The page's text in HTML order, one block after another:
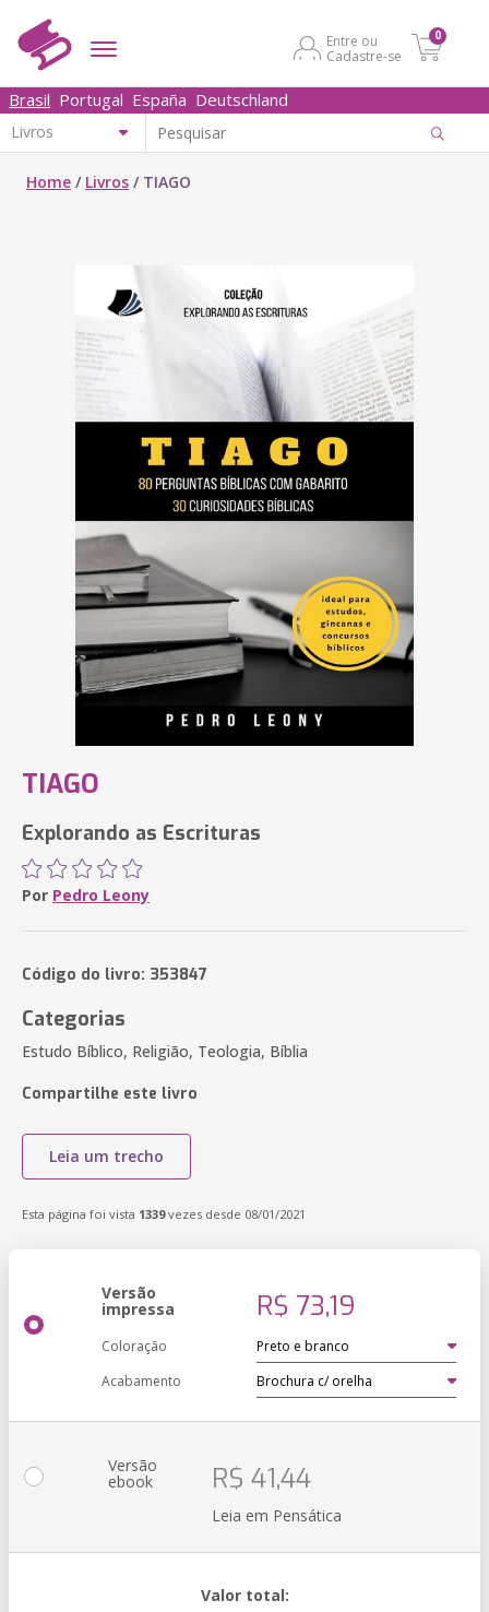
Entre ou
Cadastre-se
0
Brasil Portugal España Deutschland
Home / Livros / TIAGO
TIAGO
Explorando as Escrituras
Por Pedro Leony
Código do livro: 353847
Categorias
Estudo Bíblico, Religião, Teologia, Bíblia
Compartilhe este livro
Leia um trecho
Esta página foi vista 1339vezes desde 08/01/2021
Versão
impressa R$ 73,19
Coloração
Acabamento
Versão
ebook R$ 41,44
Leia em Pensática
Valor total: